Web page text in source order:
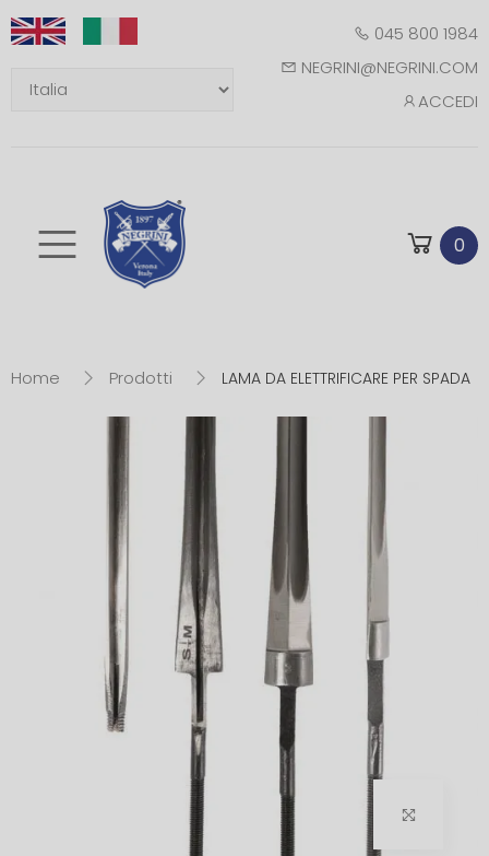
045 800 1984
NEGRINI@NEGRINI.COM
ACCEDI
Toggle mobile 0
Home Prodotti LAMA DA ELETTRIFICARE PER SPADA